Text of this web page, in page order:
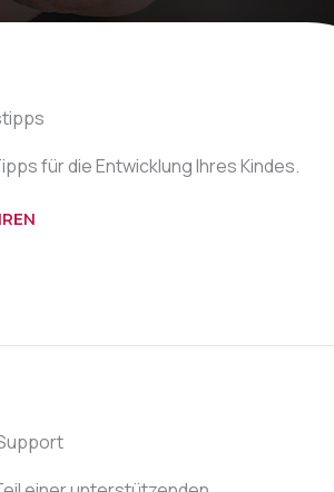
für die Entwicklung Ihres Kindes.